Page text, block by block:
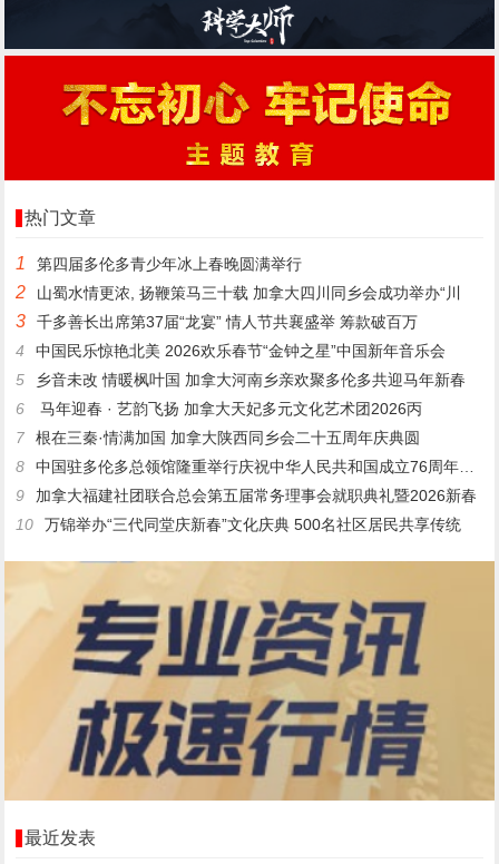
热门文章
1 第四届多伦多青少年冰上春晚圆满举行
2 山蜀水情更浓, 扬鞭策马三十载 加拿大四川同乡会成功举办“川
3
千多善长出席第37届“龙宴” 情人节共襄盛举 筹款破百万
4
中国民乐惊艳北美 2026欢乐春节“金钟之星”中国新年音乐会
5
乡音未改 情暖枫叶国 加拿大河南乡亲欢聚多伦多共迎马年新春
6
马年迎春 · 艺韵飞扬 加拿大天妃多元文化艺术团2026丙
7
根在三秦·情满加国 加拿大陕西同乡会二十五周年庆典圆
8
中国驻多伦多总领馆隆重举行庆祝中华人民共和国成立76周年暨中
9
加拿大福建社团联合总会第五届常务理事会就职典礼暨2026新春
10
万锦举办“三代同堂庆新春”文化庆典 500名社区居民共享传统
最近发表